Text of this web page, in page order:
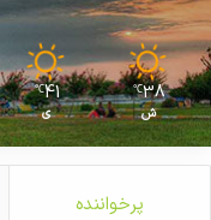
38
℃
ش
41
℃
ی
پرخواننده